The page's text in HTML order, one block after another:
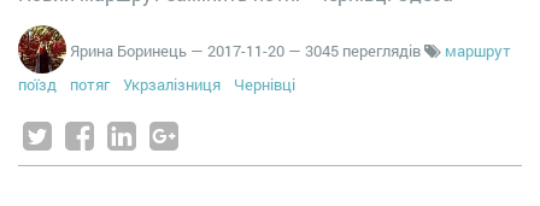
Ярина Боринець — 2017-11-20 — 3045 переглядів
маршрут
поїзд
потяг Укрзалізниця Чернівці